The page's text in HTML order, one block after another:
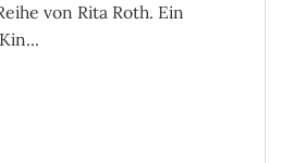
von Rita Roth. Ein